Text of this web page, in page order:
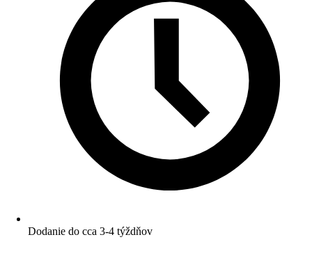
Dodanie do cca 3-4 týždňov